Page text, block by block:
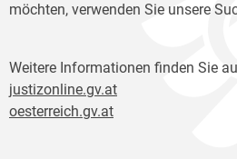
möchten, verwenden Sie unsere
Weitere Informationen finden Sie
justizonline.gv.at
oesterreich.gv.at